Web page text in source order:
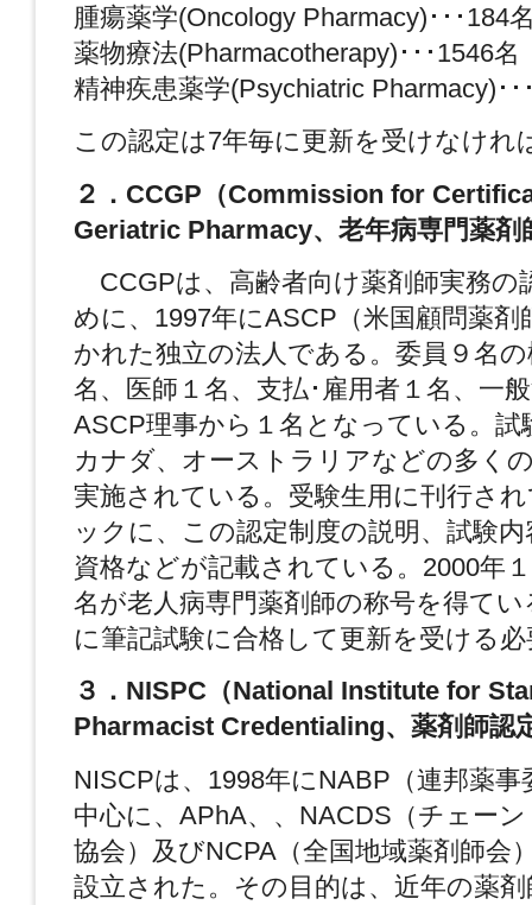
腫瘍薬学(Oncology Pharmacy)･･･184
薬物療法(Pharmacotherapy)･･･1546名
精神疾患薬学(Psychiatric Pharmacy)･･
この認定は7年毎に更新を受けなけれ
２．CCGP（Commission for
Geriatric Pharmacy、老年病専門薬剤
CCGPは、高齢者向け薬剤師実務の
めに、1997年にASCP（米国顧問薬剤
かれた独立の法人である。委員９名
名、医師１名、支払･雇用者１名、一
ASCP理事から１名となっている。試
カナダ、オーストラリアなどの多く
実施されている。受験生用に刊行さ
ックに、この認定制度の説明、試験
資格などが記載されている。2000年
名が老人病専門薬剤師の称号を得て
に筆記試験に合格して更新を受ける
３．NISPC（National Institute for
Pharmacist Credentialing、薬剤師認
NISCPは、1998年にNABP（連邦薬事
中心に、APhA、、NACDS（チェー
協会）及びNCPA（全国地域薬剤師会
設立された。その目的は、近年の薬